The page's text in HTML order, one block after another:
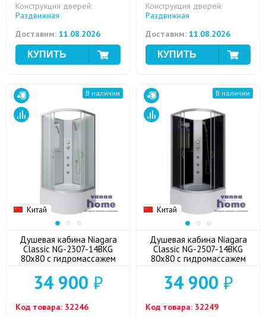
Конструкция дверей:
Раздвижная
Доставим: 11.08.2026
Конструкция дверей:
Раздвижная
Доставим: 11.08.2026
Китай
В наличии
Душевая кабина Niagara
Classic NG-2307-14BKG
80x80 с гидромассажем
34 900 ₽
Код товара: 32246
Китай
В наличии
Душевая кабина Niagara
Classic NG-2507-14BKG
80x80 с гидромассажем
34 900 ₽
Код товара: 32249